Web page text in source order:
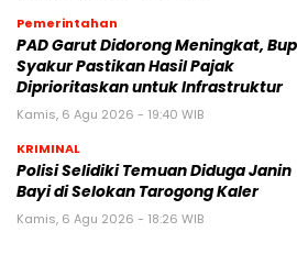
Pemerintahan
PAD Garut Didorong Meningkat,
Syakur Pastikan Hasil Pajak
Diprioritaskan untuk Infrastruktur
Kamis, 6 Agu 2026 - 19:40 WIB
KRIMINAL
Polisi Selidiki Temuan Diduga Janin
Bayi di Selokan Tarogong Kaler
Kamis, 6 Agu 2026 - 18:26 WIB